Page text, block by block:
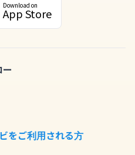
Download on
App Store
をご利用される方